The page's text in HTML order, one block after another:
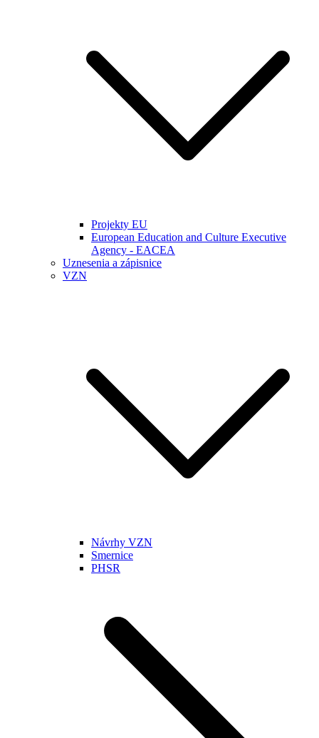
Projekty EU
European Education and Culture Executive
Agency - EACEA
Uznesenia a zápisnice
VZN
Návrhy VZN
Smernice
PHSR